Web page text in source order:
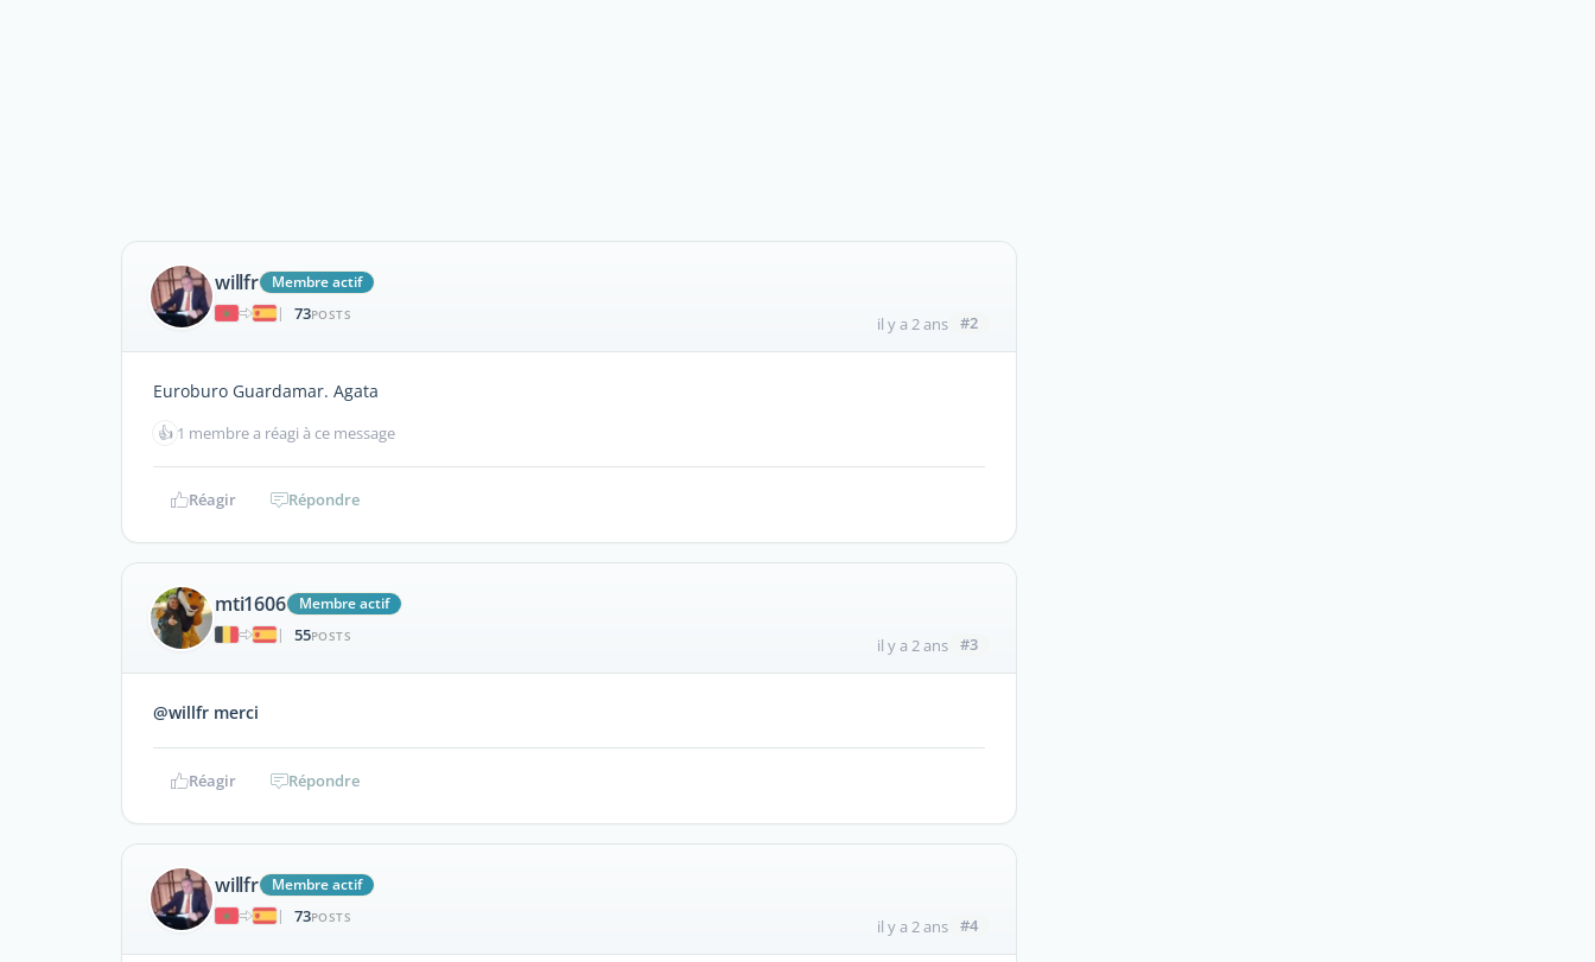
willfr
Membre actif
|
73POSTS il y a 2 ans #2
Euroburo Guardamar. Agata
👍 1 membre a réagi à ce message
Réagir Répondre
mti1606
Membre actif
|
55POSTS il y a 2 ans #3
@willfr merci
Réagir Répondre
willfr
Membre actif
|
73POSTS il y a 2 ans #4